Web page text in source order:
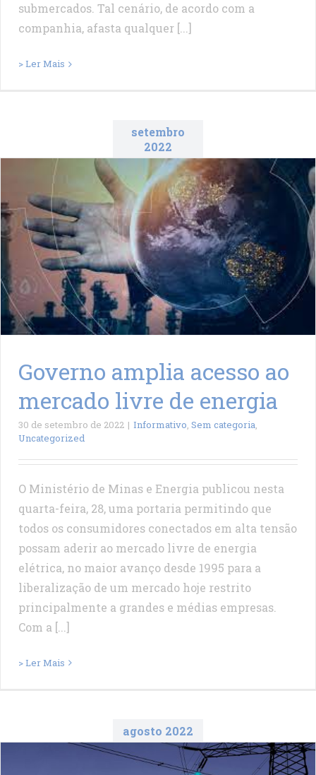
submercados. Tal cenário, de acordo com a
companhia, afasta qualquer [...]
> Ler Mais
setembro
2022
Governo amplia acesso ao
mercado livre de energia
30 de setembro de 2022 | Informativo, Sem categoria,
Uncategorized
O Ministério de Minas e Energia publicou nesta
quarta-feira, 28, uma portaria permitindo que
todos os consumidores conectados em alta tensão
possam aderir ao mercado livre de energia
elétrica, no maior avanço desde 1995 para a
liberalização de um mercado hoje restrito
principalmente a grandes e médias empresas.
Com a [...]
> Ler Mais
agosto 2022